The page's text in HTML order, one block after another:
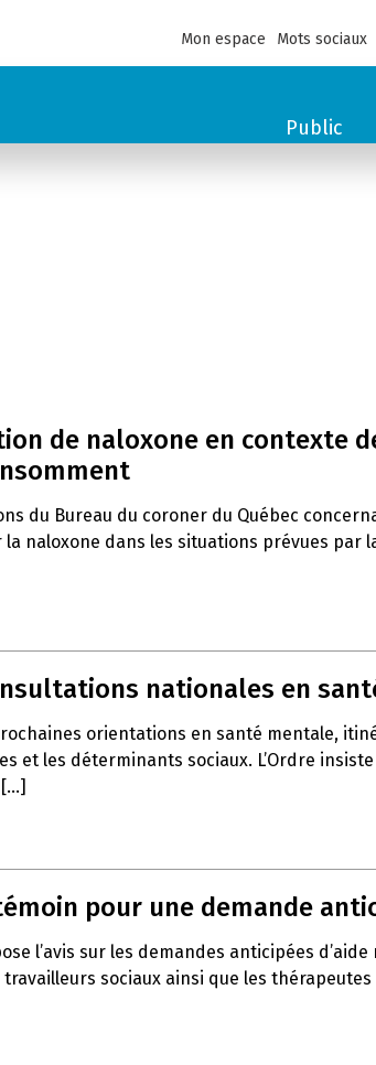
Mon espace Mots sociaux
Public
de naloxone en contexte
du Bureau du coroner du Québec
la naloxone dans les situations prévues
nationales en
orientations en santé mentale,
et les déterminants sociaux. L’Ordre
pour une demande
l’avis sur les demandes anticipées
travailleurs sociaux ainsi que les